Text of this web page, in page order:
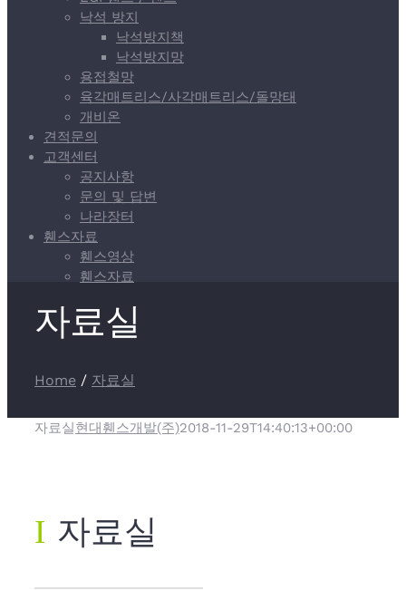
낙석 방지
낙석방지책
낙석방지망
용접철망
육각매트리스/사각매트리스/돌망태
개비온
견적문의
고객센터
공지사항
문의 및 답변
나라장터
휀스자료
휀스영상
휀스자료
자료실
Home / 자료실
자료실현대휀스개발(주)2018-11-29T14:40:13+00:00
Ι 자료실